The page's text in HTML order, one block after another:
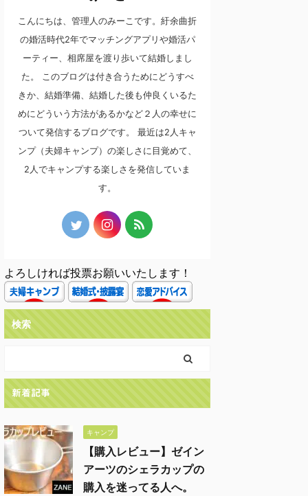
こんにちは、管理人のみーこです。紆余曲折
の婚活時代2年でマッチングアプリや婚活パ
ーティー、相席屋を渡り歩いて結婚しまし
た。 このブログは付き合うためにどうすべ
きか、結婚準備、結婚した後も仲良くいるた
めにどういう方法があるかなど２人の幸せに
ついて発信するブログです。 最近は2人キャ
ンプ（夫婦キャンプ）の楽しさに目覚めて、
2人でキャンプする楽しさを発信していま
す。
よろしければ投票お願いいたします！
検索
新着記事
キャンプ
【購入レビュー】ゼイン
アーツのシェラカップの
購入を迷ってる人へ。